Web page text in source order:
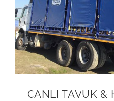
CANLI TAVUK &